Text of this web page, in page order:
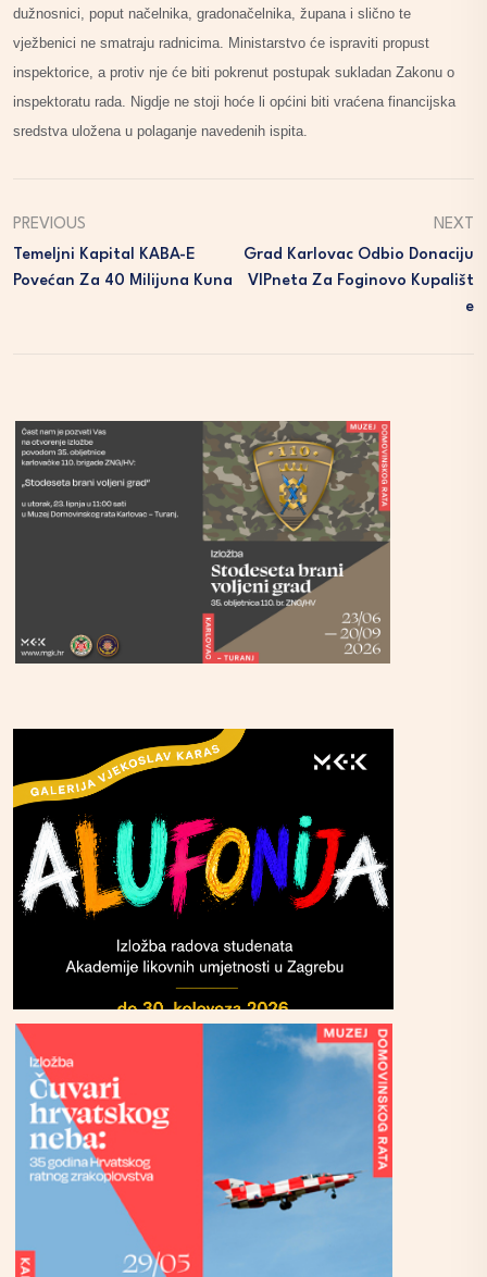
dužnosnici, poput načelnika, gradonačelnika, župana i slično te
vježbenici ne smatraju radnicima. Ministarstvo će ispraviti propust
inspektorice, a protiv nje će biti pokrenut postupak sukladan Zakonu o
inspektoratu rada. Nigdje ne stoji hoće li općini biti vraćena financijska
sredstva uložena u polaganje navedenih ispita.
PREVIOUS
Temeljni Kapital KABA-E
Povećan Za 40 Milijuna Kuna
NEXT
Grad Karlovac Odbio Donaciju
VIPneta Za Foginovo Kupališt
E